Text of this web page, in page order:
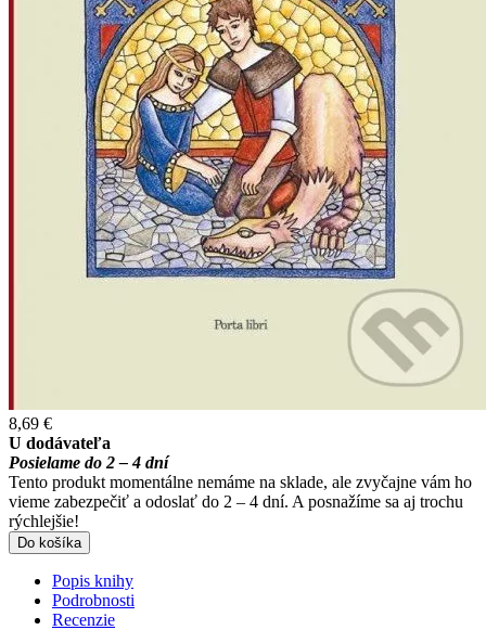
8,69 €
U dodávateľa
Posielame do 2 – 4 dní
Tento produkt momentálne nemáme na sklade, ale zvyčajne vám ho
vieme zabezpečiť a odoslať do 2 – 4 dní. A posnažíme sa aj trochu
rýchlejšie!
Do košíka
Popis knihy
Podrobnosti
Recenzie